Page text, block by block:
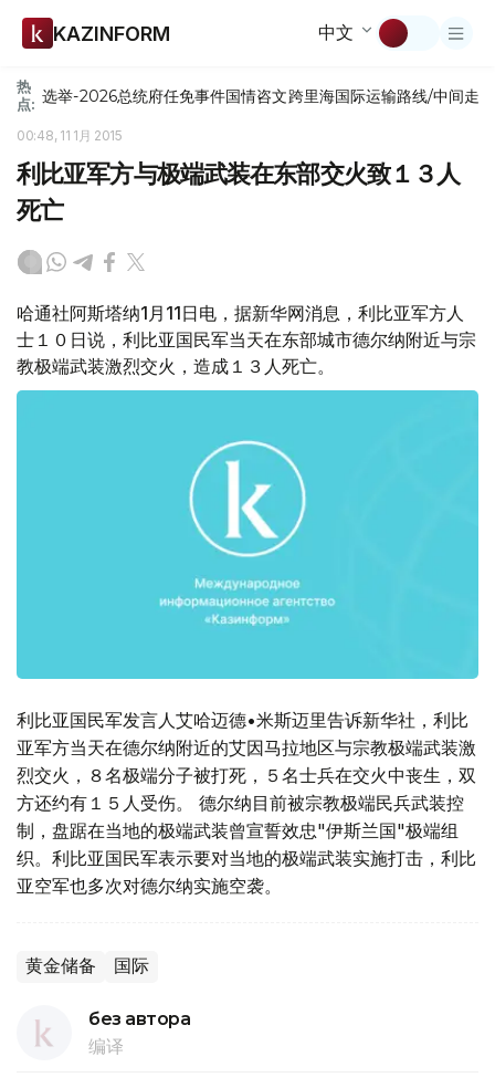
KAZINFORM 中文
热
点: 选举-2026总统府任免事件国情咨文跨里海国际运输路线/中间走廊
00:48, 11 1月 2015
利比亚军方与极端武装在东部交火致１３人
死亡
哈通社阿斯塔纳1月11日电，据新华网消息，利比亚军方人
士１０日说，利比亚国民军当天在东部城市德尔纳附近与宗
教极端武装激烈交火，造成１３人死亡。
利比亚国民军发言人艾哈迈德•米斯迈里告诉新华社，利比
亚军方当天在德尔纳附近的艾因马拉地区与宗教极端武装激
烈交火，８名极端分子被打死，５名士兵在交火中丧生，双
方还约有１５人受伤。 德尔纳目前被宗教极端民兵武装控
制，盘踞在当地的极端武装曾宣誓效忠"伊斯兰国"极端组
织。利比亚国民军表示要对当地的极端武装实施打击，利比
亚空军也多次对德尔纳实施空袭。
黄金储备 国际
без автора
编译